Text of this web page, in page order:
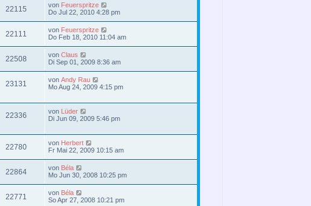
22115 von Feuerspritze
Do Jul 22, 2010 4:28 pm
22111 von Feuerspritze
Do Feb 18, 2010 11:04 am
22508 von Claus
Di Sep 01, 2009 8:36 am
23131 von Andy Rau
Mo Aug 24, 2009 4:15 pm
22336 von Lüder
Di Jun 09, 2009 5:46 pm
22780 von Herbert
Fr Mai 22, 2009 10:15 am
22864 von Béla
Mo Jun 30, 2008 10:25 pm
22771 von Béla
So Apr 27, 2008 10:21 pm